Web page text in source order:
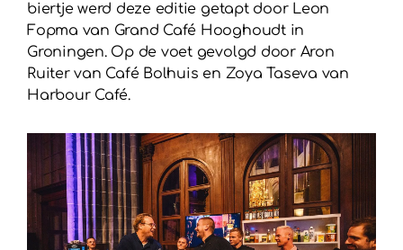
biertje werd deze editie getapt door Leon
Fopma van Grand Café Hooghoudt in
Groningen. Op de voet gevolgd door Aron
Ruiter van Café Bolhuis en Zoya Taseva van
Harbour Café.